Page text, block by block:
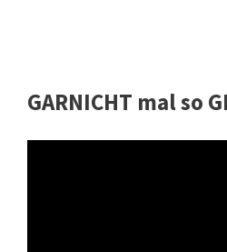
GARNICHT mal so